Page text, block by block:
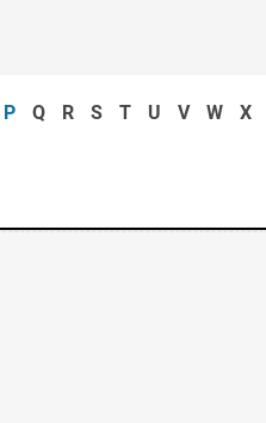
P Q R S T U V W X